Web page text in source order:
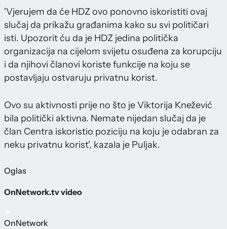
'Vjerujem da će HDZ ovo ponovno iskoristiti ovaj
slučaj da prikažu građanima kako su svi političari
isti. Upozorit ću da je HDZ jedina politička
organizacija na cijelom svijetu osuđena za korupciju
i da njihovi članovi koriste funkcije na koju se
postavljaju ostvaruju privatnu korist.
Ovo su aktivnosti prije no što je Viktorija Knežević
bila politički aktivna. Nemate nijedan slučaj da je
član Centra iskoristio poziciju na koju je odabran za
neku privatnu korist', kazala je Puljak.
Oglas
OnNetwork.tv video
OnNetwork